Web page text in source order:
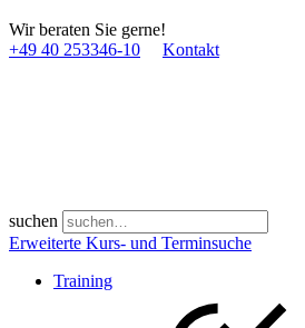
Wir beraten Sie gerne!
+49 40 253346­-10
Kontakt
suchen
Erweiterte Kurs- und Terminsuche
Training